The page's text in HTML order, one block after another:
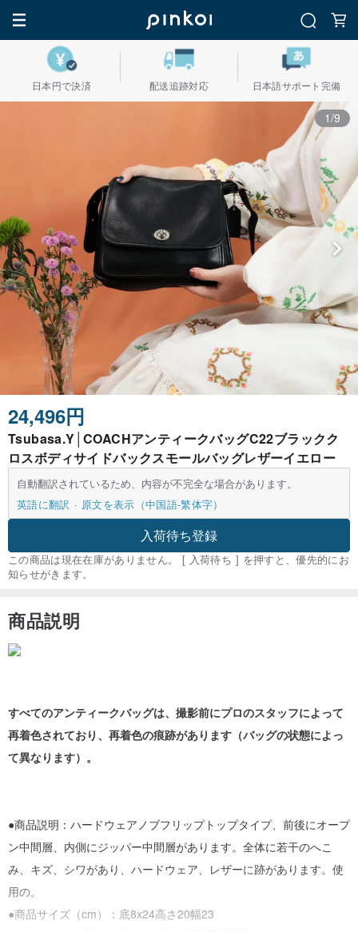
日本円で決済 配送追跡対応 日本語サポート完備
1/9
24,496円
Tsubasa.Y│COACHアンティークバッグC22ブラックク
ロスボディサイドバックスモールバッグレザーイエロー
自動翻訳されているため、内容が不完全な場合があります。
英語に翻訳
原文を表示（中国語-繁体字）
入荷待ち登録
この商品は現在在庫がありません。 [ 入荷待ち ] を押すと、優先的にお
知らせがきます。
商品説明
すべてのアンティークバッグは、撮影前にプロのスタッフによって
再着色されており、再着色の痕跡があります（バッグの状態によっ
て異なります）。
●商品説明：ハードウェアノブフリップトップタイプ、前後にオープ
ン中間層、内側にジッパー中間層があります。全体に若干のへこ
み、キズ、シワがあり、ハードウェア、レザーに跡があります。使
用の。
●商品サイズ（cm）：底8x24高さ20幅23